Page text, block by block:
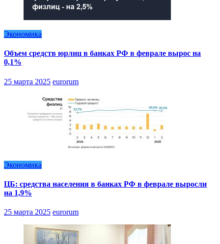
Экономика
Объем средств юрлиц в банках РФ в феврале вырос на
0,1%
25 марта 2025 eurorum
Экономика
ЦБ: средства населения в банках РФ в феврале выросли
на 1,9%
25 марта 2025 eurorum